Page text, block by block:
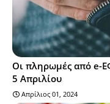
Οι πληρωμές από e-
5 Απριλίου
Απρίλιος 01, 2024